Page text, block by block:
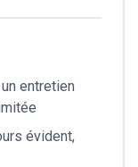
entretien
évident,